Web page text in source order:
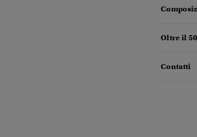
Oltre il
Contatti